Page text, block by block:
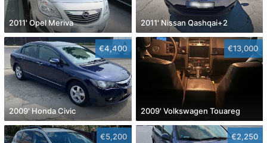
2011' Opel Meriva 2011' Nissan Qashqai+2
€4,400
2009' Honda Civic
€13,000
2009' Volkswagen Touareg
€5,200 €2,250